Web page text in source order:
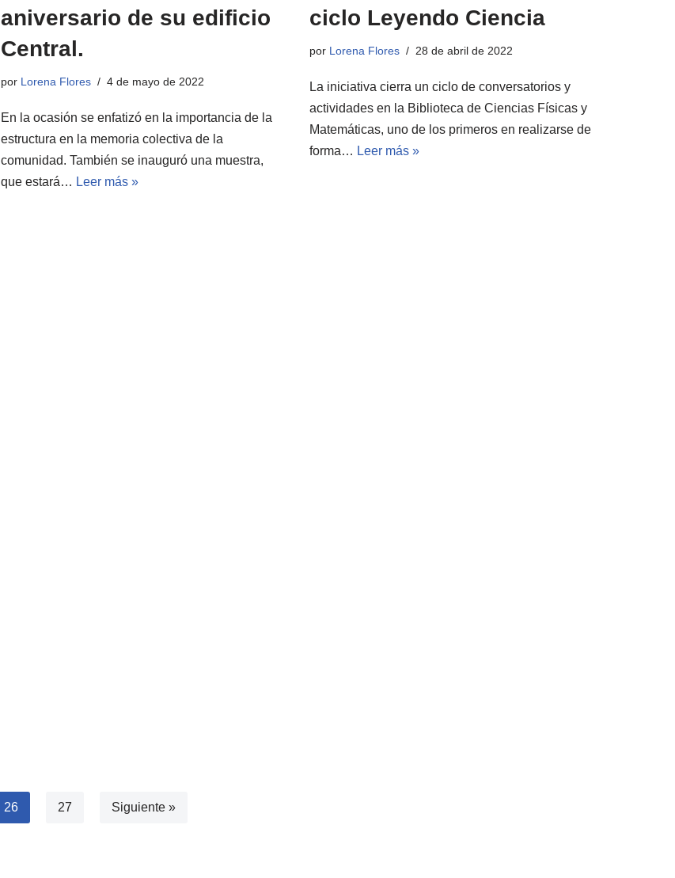
aniversario de su edificio
Central.
por Lorena Flores 4 de mayo de 2022
En la ocasión se enfatizó en la importancia de la
estructura en la memoria colectiva de la
comunidad. También se inauguró una muestra,
que estará… Leer más »
ciclo Leyendo Ciencia
por Lorena Flores 28 de abril de 2022
La iniciativa cierra un ciclo de conversatorios y
actividades en la Biblioteca de Ciencias Físicas y
Matemáticas, uno de los primeros en realizarse de
forma… Leer más »
26 27 Siguiente »